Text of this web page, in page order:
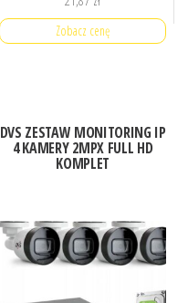
Zobacz cenę
DVS ZESTAW MONITORING IP
4 KAMERY 2MPX FULL HD
KOMPLET